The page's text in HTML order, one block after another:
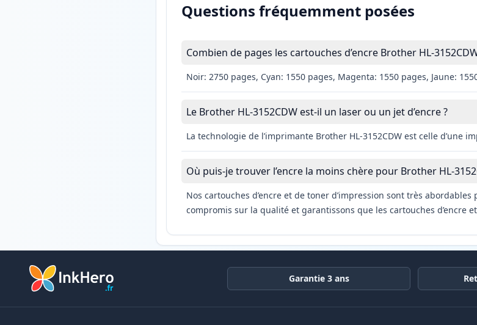
Questions fréquemment posées
Combien de pages les cartouches d’encre Brother HL-
Noir: 2750 pages, Cyan: 1550 pages, Magenta: 1550 pages, Jaune:
Le Brother HL-3152CDW est-il un laser ou un jet d’encre ?
La technologie de l’imprimante Brother HL-3152CDW est celle d’une
Où puis-je trouver l’encre la moins chère pour Brother HL-
Nos cartouches d’encre et de toner d’impression sont très
compromis sur la qualité et garantissons que les cartouches d’encre
Garantie 3 ans